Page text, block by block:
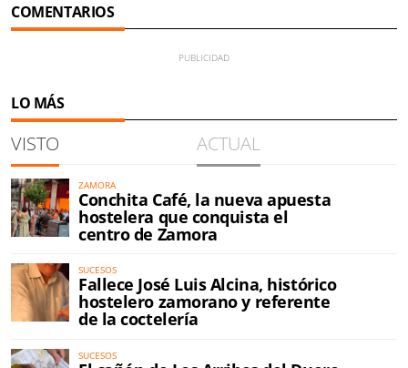
COMENTARIOS
LO MÁS
VISTO ACTUAL
ZAMORA
Conchita Café, la nueva apuesta
hostelera que conquista el
centro de Zamora
SUCESOS
Fallece José Luis Alcina, histórico
hostelero zamorano y referente
de la coctelería
SUCESOS